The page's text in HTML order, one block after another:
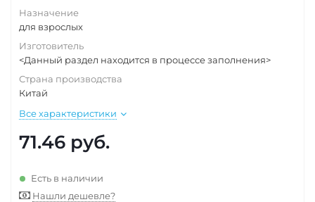
Назначение
для взрослых
Изготовитель
<Данный раздел находится в процессе заполнения>
Страна производства
Китай
Все характеристики
71.46 руб.
Есть в наличии
Нашли дешевле?